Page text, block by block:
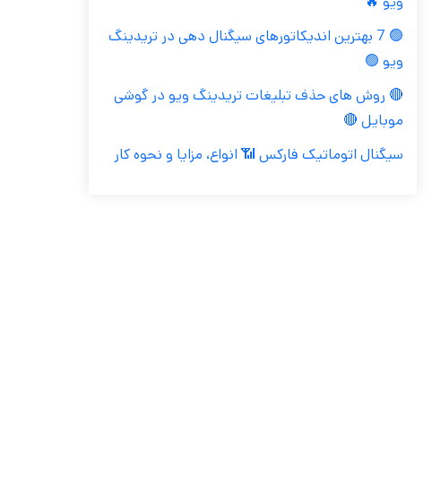
🟢 7 بهترین اندیکاتورهای سیگنال دهی در تریدینگ
ویو 🟢
🔴 روش های حذف تبلیغات تریدینگ ویو در گوشی
موبایل 🔴
سیگنال اتوماتیک فارکس 📶 انواع، مزایا و نحوه کار